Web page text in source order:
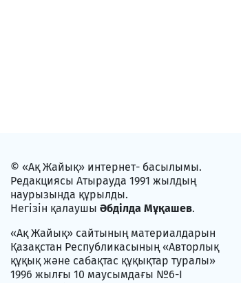
© «Ақ Жайық» интернет- басылымы.
Редакциясы Атырауда 1991 жылдың
наурызында құрылды.
Негізін қалаушы Әбділда Мұқашев.
«Ақ Жайық» сайтының материалдарын
Қазақстан Республикасының «Авторлық
құқық және сабақтас құқықтар туралы»
1996 жылғы 10 маусымдағы №6-I